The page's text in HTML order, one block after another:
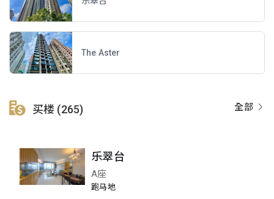
The Aster
全部
买楼 (265)
乐翠台
A座
跑马地